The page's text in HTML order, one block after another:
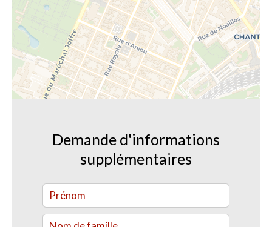
Demande d'informations
supplémentaires